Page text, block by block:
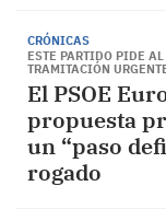
CRÓNICAS
ESTE PARTIDO PIDE
TRAMITACIÓN
El PSOE
propuesta
un “paso
rogado